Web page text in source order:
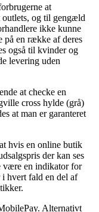
at
outlets, og til gengæld
ikke kunne
på en række af deres
også til kvinder og
levering uden
at checke en
cross hylde (grå)
at man er garanteret
hvis en online butik
der kan ses
være en indikator for
hvert fald en del af
Alternativt